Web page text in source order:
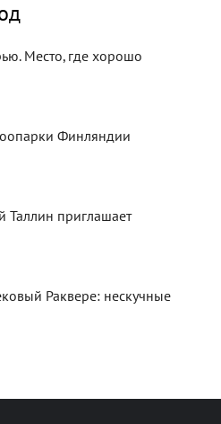
Место, где хорошо
Финляндии
Таллин приглашает
Раквере: нескучные